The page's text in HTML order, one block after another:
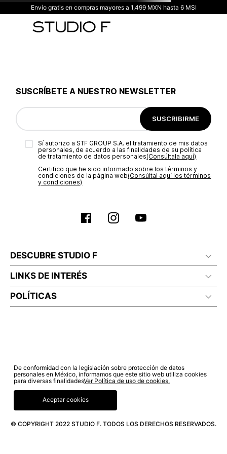
Envío gratis en compras mayores a 1,499 MXN hasta 6 MSI
SUSCRÍBETE A NUESTRO NEWSLETTER
SUSCRIBIRME
Sí autorizo a STF GROUP S.A. el tratamiento de mis datos
personales, de acuerdo a las finalidades de su política
de tratamiento de datos personales‎(Consúltala aquí)
Certifico que he sido informado sobre los términos y
condiciones de la página web‎(Consúltal aquí los términos
y condiciones)
DESCUBRE STUDIO F
LINKS DE INTERÉS
POLÍTICAS
© COPYRIGHT 2022 STUDIO F. TODOS LOS DERECHOS RESERVADOS.
De conformidad con la legislación sobre protección de datos
personales en México, informamos que este sitio web utiliza cookies
para diversas finalidadesVer Política de uso de cookies.
Aceptar cookies